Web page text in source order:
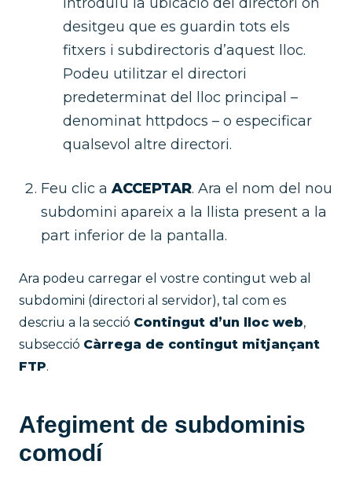
desitgeu que es guardin tots els
fitxers i subdirectoris d’aquest lloc.
Podeu utilitzar el directori
predeterminat del lloc principal –
denominat httpdocs – o especificar
qualsevol altre directori.
Feu clic a ACCEPTAR. Ara el nom del nou
subdomini apareix a la llista present a la
part inferior de la pantalla.
Ara podeu carregar el vostre contingut web al
subdomini (directori al servidor), tal com es
descriu a la secció Contingut d’un lloc web,
subsecció Càrrega de contingut mitjançant
FTP.
Afegiment de subdominis
comodí